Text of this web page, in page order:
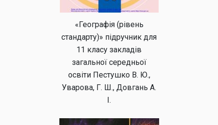
«Географія (рівень
стандарту)» підручник для
11 класу закладів
загальної середньої
освіти Пестушко В. Ю.,
Уварова, Г. Ш., Довгань А.
І.